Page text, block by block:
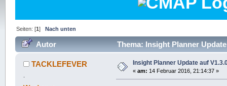
Seiten: [1]Nach unten
Autor Thema: Insight Planner
TACKLEFEVER Insight Planner Update auf
« am: 14 Februar 2016, 21:14:37 »